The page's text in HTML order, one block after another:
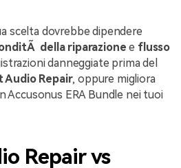
scelta dovrebbe dipendere
della riparazione e flusso
danneggiate prima del
Audio Repair, oppure migliora
Accusonus ERA Bundle nei tuoi
Repair vs